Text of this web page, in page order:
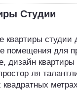
Студии
квартиры студии
помещения для
дизайн квартиры
ля
квадратных